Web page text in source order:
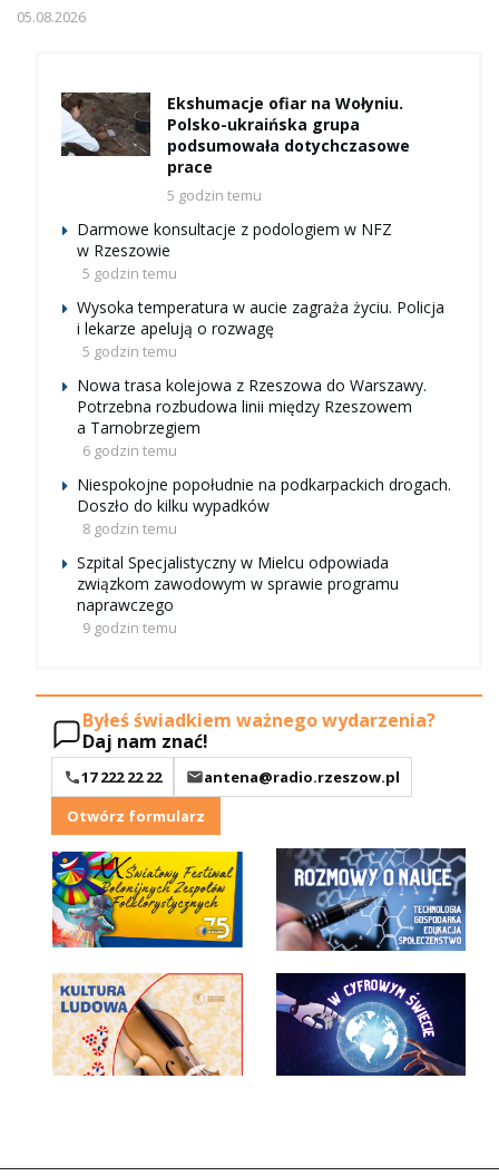
05.08.2026
Ekshumacje ofiar na Wołyniu.
Polsko-ukraińska grupa
podsumowała dotychczasowe
prace
5 godzin temu
Darmowe konsultacje z podologiem w NFZ
w Rzeszowie
5 godzin temu
Wysoka temperatura w aucie zagraża życiu. Policja
i lekarze apelują o rozwagę
5 godzin temu
Nowa trasa kolejowa z Rzeszowa do Warszawy.
Potrzebna rozbudowa linii między Rzeszowem
a Tarnobrzegiem
6 godzin temu
Niespokojne popołudnie na podkarpackich drogach.
Doszło do kilku wypadków
8 godzin temu
Szpital Specjalistyczny w Mielcu odpowiada
związkom zawodowym w sprawie programu
naprawczego
9 godzin temu
Byłeś świadkiem ważnego wydarzenia?
Daj nam znać!
17 222 22 22
antena@radio.rzeszow.pl
Otwórz formularz